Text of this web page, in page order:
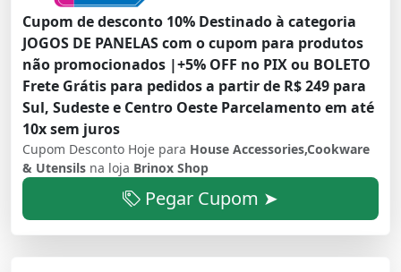
Cupom de desconto 10% Destinado à categoria
JOGOS DE PANELAS com o cupom para produtos
não promocionados |+5% OFF no PIX ou BOLETO
Frete Grátis para pedidos a partir de R$ 249 para
Sul, Sudeste e Centro Oeste Parcelamento em até
10x sem juros
Cupom Desconto Hoje para House Accessories,Cookware
& Utensils na loja Brinox Shop
Pegar Cupom ➤